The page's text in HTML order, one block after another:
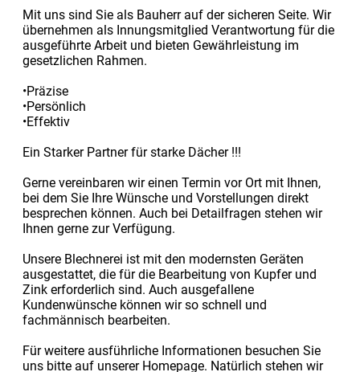
Mit uns sind Sie als Bauherr auf der sicheren Seite. Wir
übernehmen als Innungsmitglied Verantwortung für die
ausgeführte Arbeit und bieten Gewährleistung im
gesetzlichen Rahmen.
•Präzise
•Persönlich
•Effektiv
Ein Starker Partner für starke Dächer !!!
Gerne vereinbaren wir einen Termin vor Ort mit Ihnen,
bei dem Sie Ihre Wünsche und Vorstellungen direkt
besprechen können. Auch bei Detailfragen stehen wir
Ihnen gerne zur Verfügung.
Unsere Blechnerei ist mit den modernsten Geräten
ausgestattet, die für die Bearbeitung von Kupfer und
Zink erforderlich sind. Auch ausgefallene
Kundenwünsche können wir so schnell und
fachmännisch bearbeiten.
Für weitere ausführliche Informationen besuchen Sie
uns bitte auf unserer Homepage. Natürlich stehen wir